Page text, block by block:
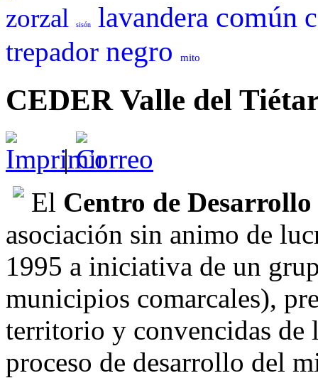
zorzal sisón lavandera común
trepador negro mito
CEDER Valle del
|
El Centro de
asociación sin animo de
1995 a iniciativa de un
municipios comarcales),
territorio y convencidas
proceso de desarrollo del